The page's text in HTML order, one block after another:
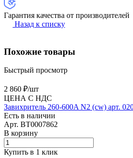
Гарантия качества от производителей
Назад к списку
Похожие товары
Быстрый просмотр
2 860 ₽/шт
ЦЕНА С НДС
Завихритель 260-600A N2 (cw) арт.
Есть в наличии
Арт. BT0007862
В корзину
Купить в 1 клик